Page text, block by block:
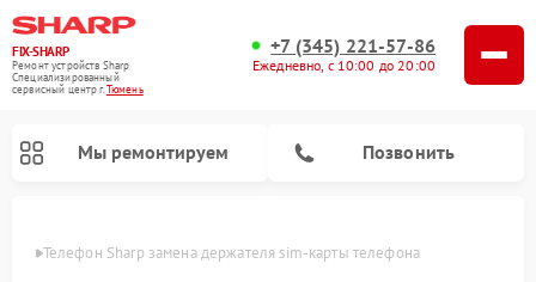
FIX-SHARP
Ремонт устройств Sharp
Специализированный
cервисный центр г.Тюмень
+7 (345) 221-57-86
Ежедневно, с 10:00 до 20:00
Мы ремонтируем Позвонить
Телефон Sharp замена держателя sim-карты телефона